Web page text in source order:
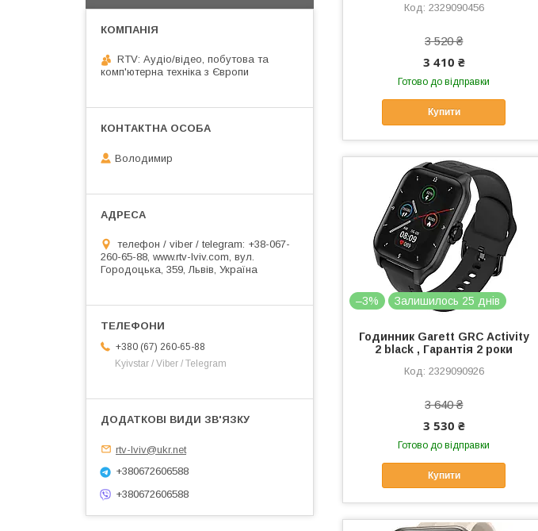
2329090456
3 520 ₴
3 410 ₴
Готово до відправки
Купити
–3% Залишилось 25 днів
Годинник Garett GRC Activity
2 black , Гарантія 2 роки
2329090926
3 640 ₴
3 530 ₴
Готово до відправки
Купити
RTV: Аудіо/відео, побутова та
комп'ютерна техніка з Європи
Володимир
телефон / viber / telegram: +38-067-
260-65-88, www.rtv-lviv.com, вул.
Городоцька, 359, Львів, Україна
+380 (67) 260-65-88
Kyivstar / Viber / Telegram
rtv-lviv@ukr.net
+380672606588
+380672606588